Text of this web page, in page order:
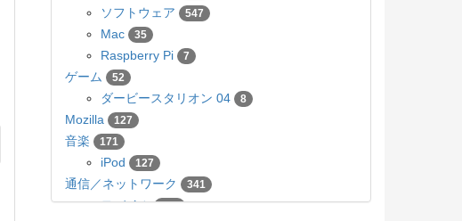
ソフトウェア 547
Mac 35
Raspberry Pi 7
ゲーム 52
ダービースタリオン 04 8
Mozilla 127
音楽 171
iPod 127
通信／ネットワーク 341
モバイル 136